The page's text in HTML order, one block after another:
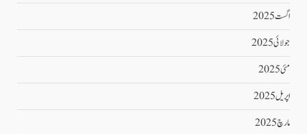
اگست 2025
جولائی 2025
مئی 2025
اپریل 2025
مارچ 2025